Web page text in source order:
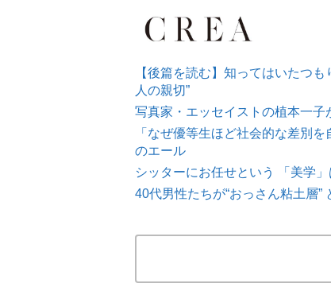
【後篇を読む】知ってはいたつ
人の親切”
写真家・エッセイストの植本一
「なぜ優等生ほど社会的な差別
のエール
シッターにお任せという 「美学
40代男性たちが“おっさん粘土層”